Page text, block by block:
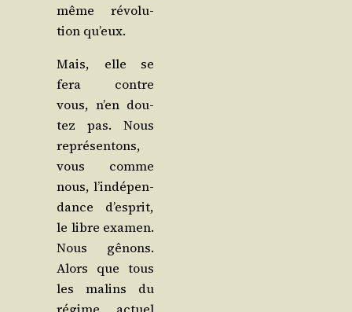
même révo­lu­
tion qu’eux.
Mais, elle se
fera contre
vous, n’en dou­
tez pas. Nous
repré­sen­tons,
vous comme
nous, l’in­dé­pen­
dance d’es­prit,
le libre exa­men.
Nous gênons.
Alors que tous
les malins du